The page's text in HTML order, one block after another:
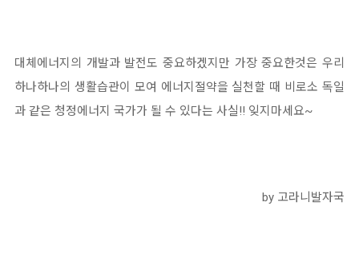
대체에너지의 개발과 발전도 중요하겠지만 가장 중요한것은 우리
하나하나의 생활습관이 모여 에너지절약을 실천할 때 비로소 독일
과 같은 청정에너지 국가가 될 수 있다는 사실!! 잊지마세요~
by 고라니발자국